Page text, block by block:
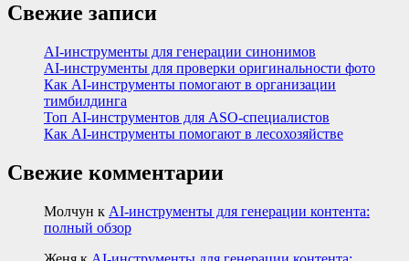
Свежие записи
AI-инструменты для генерации синонимов
AI-инструменты для проверки оригинальности фото
Как AI-инструменты помогают в организации
тимбилдинга
Топ AI-инструментов для ASO-специалистов
Как AI-инструменты помогают в лесохозяйстве
Свежие комментарии
Молчун к AI-инструменты для генерации контента:
полный обзор